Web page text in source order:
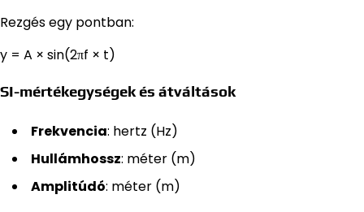
Rezgés egy pontban:
y = A × sin(2πf × t)
SI-mértékegységek és átváltások
Frekvencia: hertz (Hz)
Hullámhossz: méter (m)
Amplitúdó: méter (m)